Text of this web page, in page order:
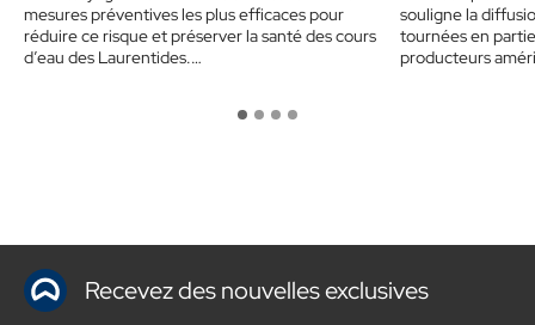
mesures préventives les plus efficaces pour
réduire ce risque et préserver la santé des cours
d’eau des Laurentides.…
souligne la
tournées en
producteurs
Recevez des nouvelles exclusives